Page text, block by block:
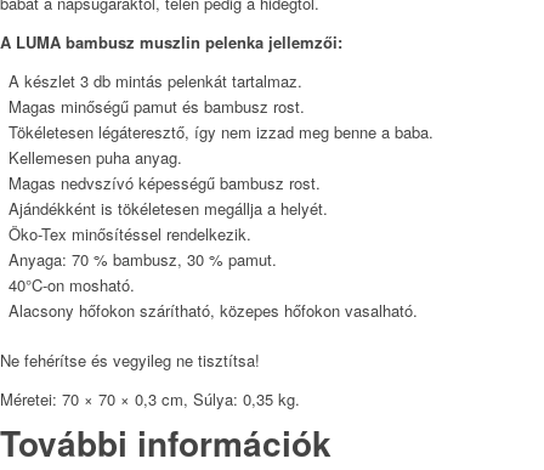
A LUMA bambusz muszlin pelenka jellemzői:
A készlet 3 db mintás pelenkát tartalmaz.
Magas minőségű pamut és bambusz rost.
Tökéletesen légáteresztő, így nem izzad meg benne a baba.
Kellemesen puha anyag.
Magas nedvszívó képességű bambusz rost.
Ajándékként is tökéletesen megállja a helyét.
Öko-Tex minősítéssel rendelkezik.
Anyaga: 70 % bambusz, 30 % pamut.
40°C-on mosható.
Alacsony hőfokon szárítható, közepes hőfokon vasalható.
Ne fehérítse és vegyileg ne tisztítsa!
Méretei: 70 × 70 × 0,3 cm, Súlya: 0,35 kg.
További információk